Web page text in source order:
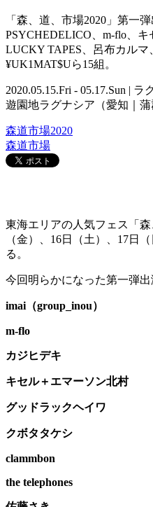
「森、道、市場2020」第一
PSYCHEDELICO、m-flo、キ
LUCKY TAPES、呂布カル
¥UK1MAT$Uら15組。
2020.05.15.Fri - 05.17.Sun |
遊園地ラグナシア（愛知｜蒲
森道市場2020
森道市場
東海エリアの人気フェス「
（金）、 16日（土）、 17日
る。
今回明らかになった第一弾
imai （group_inou）
m-flo
カジヒデキ
キセル＋エマーソン北村
グッドラックヘイワ
クボタタケシ
clammbon
the telephones